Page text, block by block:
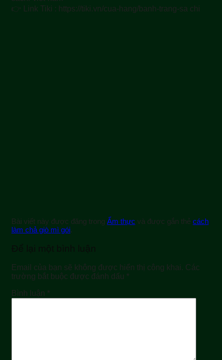
👉 Link Tiki : https://tiki.vn/cua-hang/banh-trang-sa chi
Bài viết này được đăng trong Ẩm thực và được gắn thẻ cách
làm chả giò mì gói.
Để lại một bình luận
Email của bạn sẽ không được hiển thị công khai. Các
trường bắt buộc được đánh dấu *
Bình luận *